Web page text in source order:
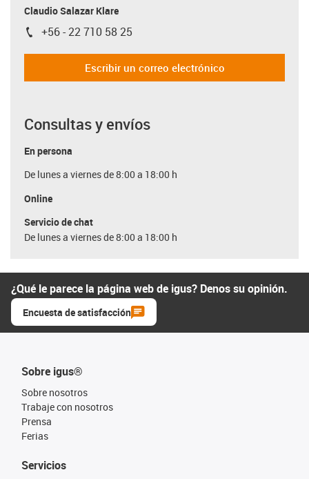
Claudio Salazar Klare
igus-icon-phone
+56 - 22 710 58 25
Escribir un correo electrónico
Consultas y envíos
En persona
De lunes a viernes de 8:00 a 18:00 h
Online
Servicio de chat
De lunes a viernes de 8:00 a 18:00 h
¿Qué le parece la página web de igus? Denos su opinión.
Encuesta de satisfacción
Sobre igus®
Sobre nosotros
Trabaje con nosotros
Prensa
Ferias
Servicios